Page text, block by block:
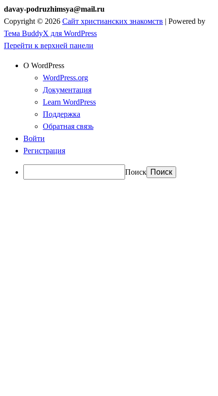
davay-podruzhimsya@mail.ru
Copyright © 2026 Сайт христианских знакомств | Powered by
Тема BuddyX для WordPress
Перейти к верхней панели
О WordPress
WordPress.org
Документация
Learn WordPress
Поддержка
Обратная связь
Войти
Регистрация
Поиск